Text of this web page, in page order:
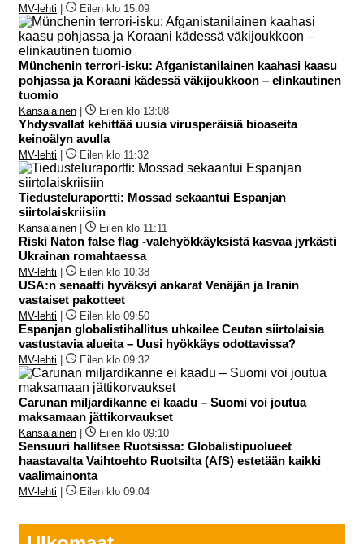
MV-lehti | Eilen klo 15:09
Münchenin terrori-isku: Afganistanilainen kaahasi kaasu
pohjassa ja Koraani kädessä väkijoukkoon – elinkautinen
tuomio
Kansalainen | Eilen klo 13:08
Yhdysvallat kehittää uusia virusperäisiä bioaseita
keinoälyn avulla
MV-lehti | Eilen klo 11:32
Tiedusteluraportti: Mossad sekaantui Espanjan
siirtolaiskriisiin
Kansalainen | Eilen klo 11:11
Riski Naton false flag -valehyökkäyksistä kasvaa jyrkästi
Ukrainan romahtaessa
MV-lehti | Eilen klo 10:38
USA:n senaatti hyväksyi ankarat Venäjän ja Iranin
vastaiset pakotteet
MV-lehti | Eilen klo 09:50
Espanjan globalistihallitus uhkailee Ceutan siirtolaisia
vastustavia alueita – Uusi hyökkäys odottavissa?
MV-lehti | Eilen klo 09:32
Carunan miljardikanne ei kaadu – Suomi voi joutua
maksamaan jättikorvaukset
Kansalainen | Eilen klo 09:10
Sensuuri hallitsee Ruotsissa: Globalistipuolueet
haastavalta Vaihtoehto Ruotsilta (AfS) estetään kaikki
vaalimainonta
MV-lehti | Eilen klo 09:04